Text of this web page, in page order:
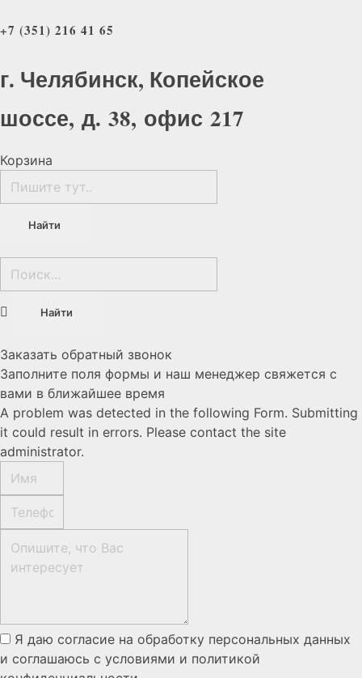
+7 (351) 216 41 65
г. Челябинск, Копейское
шоссе, д. 38, офис 217
Корзина
Заказать обратный звонок
Заполните поля формы и наш менеджер свяжется с
вами в ближайшее время
A problem was detected in the following Form. Submitting
it could result in errors. Please contact the site
administrator.
Я даю согласие на обработку персональных данных
и соглашаюсь с условиями и политикой